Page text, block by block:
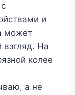
и
может
На
колее
а не